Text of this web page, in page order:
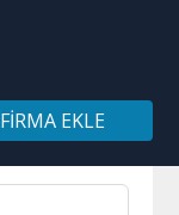
FIRMA EKLE